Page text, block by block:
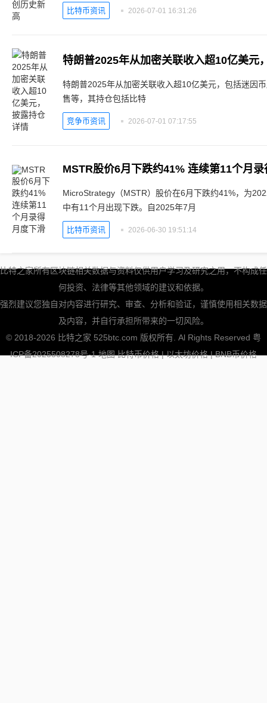
比特币资讯 2026-07-01 16:31:26
特朗普2025年从加密关联收入超10亿美元
特朗普2025年从加密关联收入超10亿美元，包括迷因
售等，其持仓包括比特
竞争币资讯 2026-07-01 07:17:55
MSTR股价6月下跌约41% 连续第11个月
MicroStrategy（MSTR）股价在6月下跌约41%，为
中有11个月出现下跌。自2025年7月
比特币资讯 2026-06-30 19:51:14
比特之家所有区块链相关数据与资料仅供用户学习及研究之用，不构成任
何投资、法律等其他领域的建议和依据。
强烈建议您独自对内容进行研究、审查、分析和验证，谨慎使用相关数据
及内容，并自行承担所带来的一切风险。
© 2018-2026 比特之家 525btc.com 版权所有. Al Rights Reserved 粤
ICP备2025508278号-1 地图 比特币价格|以太坊价格|BNB币价格